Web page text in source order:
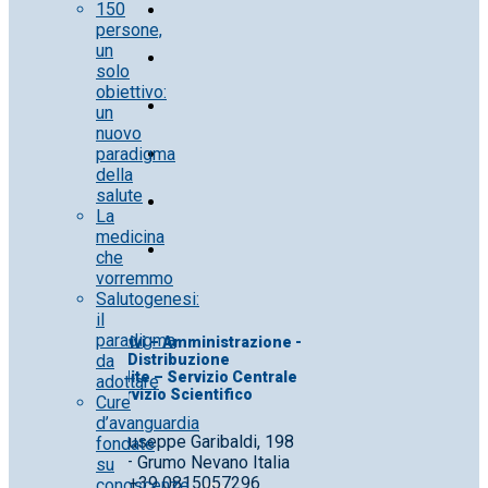
150
persone,
un
solo
obiettivo:
un
nuovo
paradigma
della
salute
La
medicina
che
vorremmo
Salutogenesi:
il
paradigma
da
adottare
Cure
d’avanguardia
fondate
su
Uff. Direttivi – Amministrazione -
Distribuzione
Uff. Vendite – Servizio Centrale
Servizio Scientifico
Corso Giuseppe Garibaldi, 198
80028 – Grumo Nevano Italia
Tel. +39 0815057296